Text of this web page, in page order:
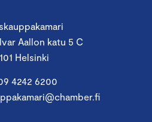
Aallon katu 5 C
Helsinki
4242 6200